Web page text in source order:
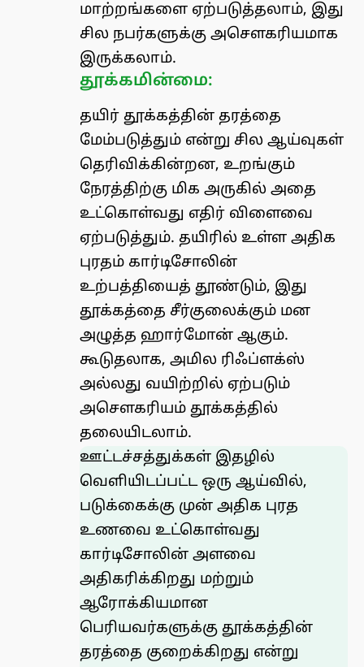
மாற்றங்களை ஏற்படுத்தலாம், இது
சில நபர்களுக்கு அசௌகரியமாக
இருக்கலாம்.
தூக்கமின்மை:
தயிர் தூக்கத்தின் தரத்தை
மேம்படுத்தும் என்று சில ஆய்வுகள்
தெரிவிக்கின்றன, உறங்கும்
நேரத்திற்கு மிக அருகில் அதை
உட்கொள்வது எதிர் விளைவை
ஏற்படுத்தும். தயிரில் உள்ள அதிக
புரதம் கார்டிசோலின்
உற்பத்தியைத் தூண்டும், இது
தூக்கத்தை சீர்குலைக்கும் மன
அழுத்த ஹார்மோன் ஆகும்.
கூடுதலாக, அமில ரிஃப்ளக்ஸ்
அல்லது வயிற்றில் ஏற்படும்
அசௌகரியம் தூக்கத்தில்
தலையிடலாம்.
ஊட்டச்சத்துக்கள் இதழில்
வெளியிடப்பட்ட ஒரு ஆய்வில்,
படுக்கைக்கு முன் அதிக புரத
உணவை உட்கொள்வது
கார்டிசோலின் அளவை
அதிகரிக்கிறது மற்றும்
ஆரோக்கியமான
பெரியவர்களுக்கு தூக்கத்தின்
தரத்தை குறைக்கிறது என்று